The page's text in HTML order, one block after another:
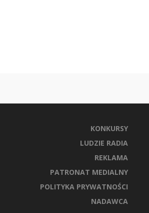
KONKURSY
LUDZIE RADIA
REKLAMA
PATRONAT MEDIALNY
POLITYKA PRYWATNOŚCI
NADAWCA